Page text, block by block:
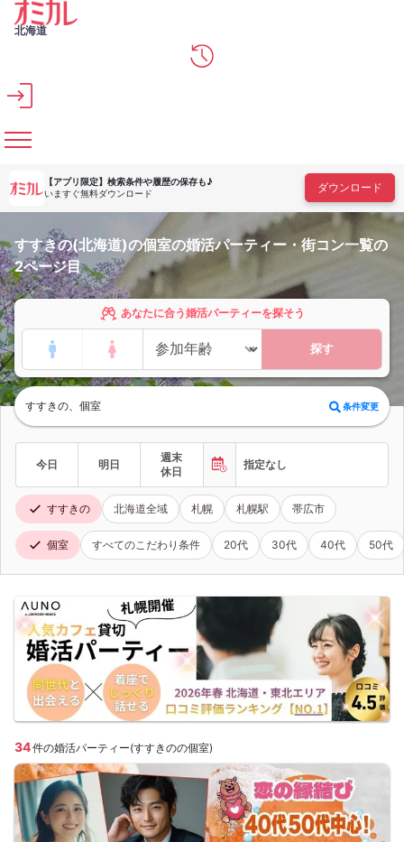
メインコンテンツへスキップ
北海道
【アプリ限定】 検索条件や履歴の保存も♪
いますぐ無料ダウンロード
ダウンロード
すすきの(北海道)の個室の婚活パーティー・街コン一覧の
2ページ目
あなたに合う婚活パーティーを探そう
探す
すすきの、個室 条件変更
今日 明日
週末
休日
指定なし
すすきの 北海道全域 札幌 札幌駅 帯広市
個室 すべてのこだわり条件 20代 30代 40代 50代
34件の婚活パーティー(すすきのの個室)